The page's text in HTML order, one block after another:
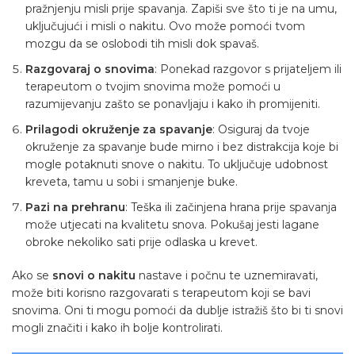
pražnjenju misli prije spavanja. Zapiši sve što ti je na umu,
uključujući i misli o nakitu. Ovo može pomoći tvom
mozgu da se oslobodi tih misli dok spavaš.
Razgovaraj o snovima: Ponekad razgovor s prijateljem ili
terapeutom o tvojim snovima može pomoći u
razumijevanju zašto se ponavljaju i kako ih promijeniti.
Prilagodi okruženje za spavanje: Osiguraj da tvoje
okruženje za spavanje bude mirno i bez distrakcija koje bi
mogle potaknuti snove o nakitu. To uključuje udobnost
kreveta, tamu u sobi i smanjenje buke.
Pazi na prehranu: Teška ili začinjena hrana prije spavanja
može utjecati na kvalitetu snova. Pokušaj jesti lagane
obroke nekoliko sati prije odlaska u krevet.
Ako se snovi o nakitu nastave i počnu te uznemiravati,
može biti korisno razgovarati s terapeutom koji se bavi
snovima. Oni ti mogu pomoći da dublje istražiš što bi ti snovi
mogli značiti i kako ih bolje kontrolirati.